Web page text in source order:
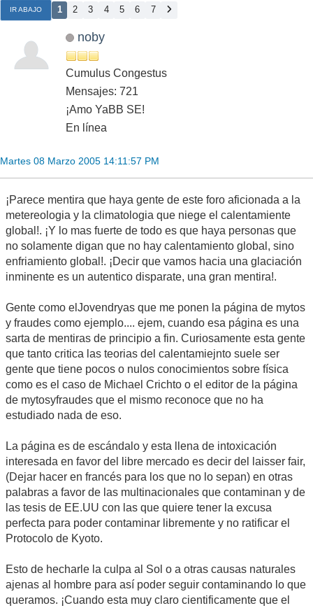
IR ABAJO 1 2 3 4 5 6 7
noby
Cumulus Congestus
Mensajes: 721
¡Amo YaBB SE!
En línea
Martes 08 Marzo 2005 14:11:57 PM
¡Parece mentira que haya gente de este foro aficionada a la
metereologia y la climatologia que niege el calentamiente
global!. ¡Y lo mas fuerte de todo es que haya personas que
no solamente digan que no hay calentamiento global, sino
enfriamiento global!. ¡Decir que vamos hacia una glaciación
inminente es un autentico disparate, una gran mentira!.
Gente como elJovendryas que me ponen la página de mytos
y fraudes como ejemplo.... ejem, cuando esa página es una
sarta de mentiras de principio a fin. Curiosamente esta gente
que tanto critica las teorias del calentamiejnto suele ser
gente que tiene pocos o nulos conocimientos sobre física
como es el caso de Michael Crichto o el editor de la página
de mytosyfraudes que el mismo reconoce que no ha
estudiado nada de eso.
La página es de escándalo y esta llena de intoxicación
interesada en favor del libre mercado es decir del laisser fair,
(Dejar hacer en francés para los que no lo sepan) en otras
palabras a favor de las multinacionales que contaminan y de
las tesis de EE.UU con las que quiere tener la excusa
perfecta para poder contaminar libremente y no ratificar el
Protocolo de Kyoto.
Esto de hecharle la culpa al Sol o a otras causas naturales
ajenas al hombre para así poder seguir contaminando lo que
queramos. ¡Cuando esta muy claro cientificamente que el